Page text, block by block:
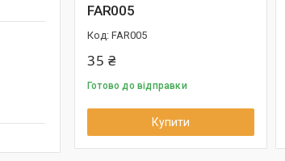
FAR005
FAR005
35 ₴
Готово до відправки
Купити